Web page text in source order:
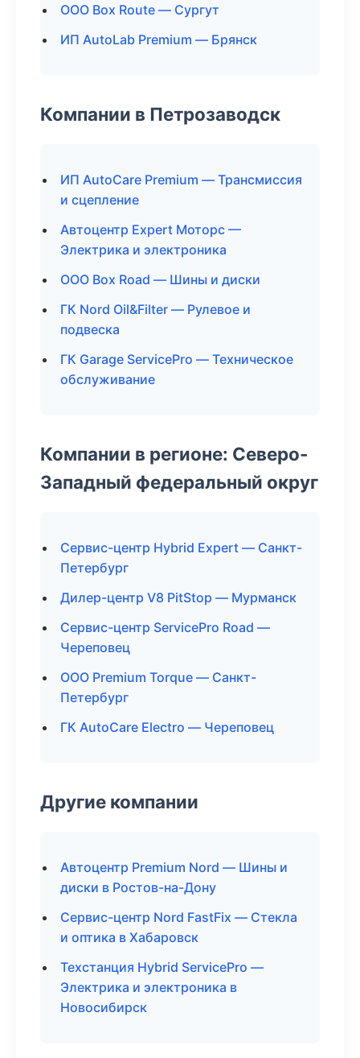
ООО Box Route — Сургут
ИП AutoLab Premium — Брянск
Компании в Петрозаводск
ИП AutoCare Premium — Трансмиссия
и сцепление
Автоцентр Expert Моторс —
Электрика и электроника
ООО Box Road — Шины и диски
ГК Nord Oil&Filter — Рулевое и
подвеска
ГК Garage ServicePro — Техническое
обслуживание
Компании в регионе: Северо-
Западный федеральный округ
Сервис-центр Hybrid Expert — Санкт-
Петербург
Дилер-центр V8 PitStop — Мурманск
Сервис-центр ServicePro Road —
Череповец
ООО Premium Torque — Санкт-
Петербург
ГК AutoCare Electro — Череповец
Другие компании
Автоцентр Premium Nord — Шины и
диски в Ростов-на-Дону
Сервис-центр Nord FastFix — Стекла
и оптика в Хабаровск
Техстанция Hybrid ServicePro —
Электрика и электроника в
Новосибирск